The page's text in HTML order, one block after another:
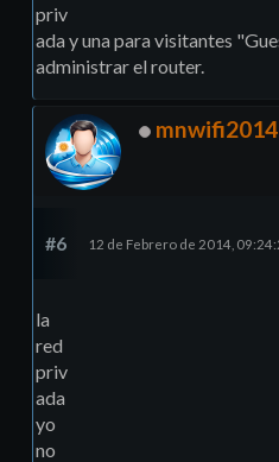
priv
ada y una para visitantes
administrar el router.
mnwifi2014
#6 12 de Febrero de 2014,
la
red
priv
ada
yo
no